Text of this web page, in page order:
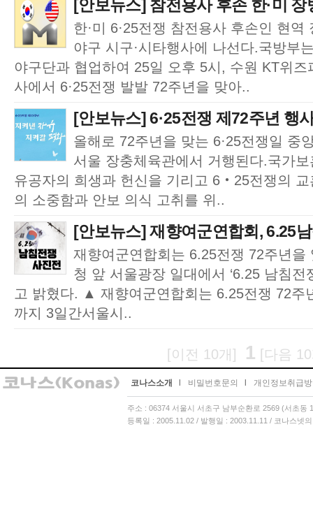
[안보뉴스] 참전용사 후손 한·미
한·미 6·25전쟁 참전용사 후손인 현역
야구 시구·시타행사에 나선다.국방부
야구단과 협업하여 25일 오후 5시, 수원 KT위
사에서 6·25전쟁 발발 72주년을 맞아..
[안보뉴스] 6·25전쟁 제72주년 행
올해로 72주년을 맞는 6·25전쟁일 중
서울 장충체육관에서 거행된다.국가
유공자의 희생과 헌신을 기리고 6‧25전쟁의
의 소중함과 안보 의식 고취를 위..
[안보뉴스] 재향여군연합회, 6.25
재향여군연합회는 6.25전쟁 72주년을
청 앞 서울광장 일대에서 ‘6.25 남침전
고 밝혔다. ▲ 재향여군연합회는 6.25전쟁 72주
까지 3일간서울시..
[이전 10개] 1 [다음
코나스소개 비밀번호문의 개인정보취급
주소 : 06374 서울시 서초구 남부순환로 2569 (서초
등록일 : 2005.11.02 / 발행일 : 2003.11.11 / 코나스넷